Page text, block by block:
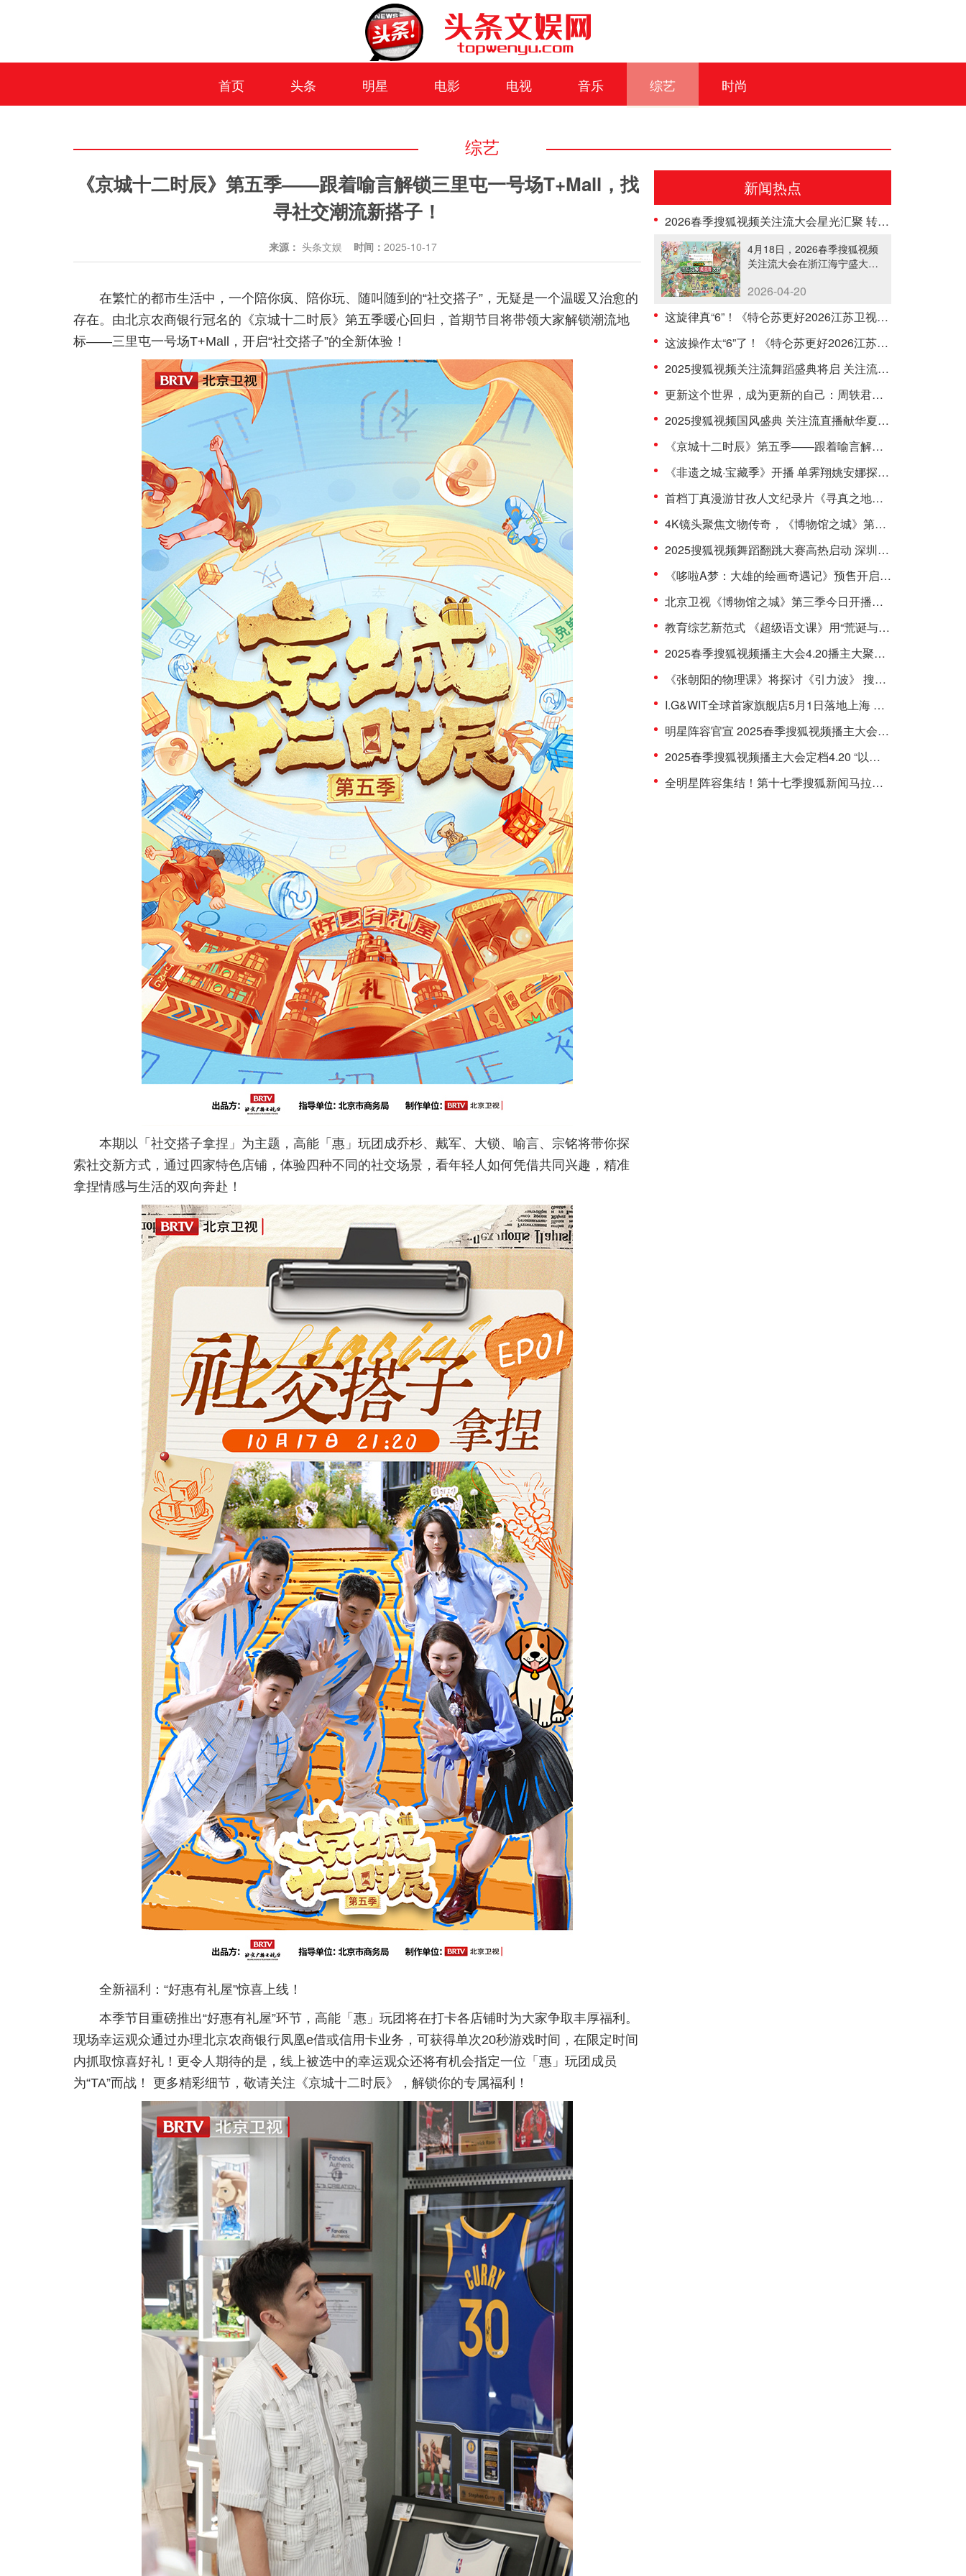
首页 头条 明星 电影 电视 音乐 综艺 时尚
综艺
《京城十二时辰》第五季——跟着喻言解锁三里屯一号场T+Mall，找
寻社交潮流新搭子！
来源： 头条文娱 时间： 2025-10-17
在繁忙的都市生活中，一个陪你疯、陪你玩、随叫随到的“社交搭子”，无疑是一个温暖又治愈的
存在。由北京农商银行冠名的《京城十二时辰》第五季暖心回归，首期节目将带领大家解锁潮流地
标——三里屯一号场T+Mall，开启“社交搭子”的全新体验！
本期以「社交搭子拿捏」为主题，高能「惠」玩团成乔杉、戴军、大锁、喻言、宗铭将带你探
索社交新方式，通过四家特色店铺，体验四种不同的社交场景，看年轻人如何凭借共同兴趣，精准
拿捏情感与生活的双向奔赴！
全新福利：“好惠有礼屋”惊喜上线！
本季节目重磅推出“好惠有礼屋”环节，高能「惠」玩团将在打卡各店铺时为大家争取丰厚福利。
现场幸运观众通过办理北京农商银行凤凰e借或信用卡业务，可获得单次20秒游戏时间，在限定时间
内抓取惊喜好礼！更令人期待的是，线上被选中的幸运观众还将有机会指定一位「惠」玩团成员
为“TA”而战！ 更多精彩细节，敬请关注《京城十二时辰》，解锁你的专属福利！
新闻热点
2026春季搜狐视频关注流大会星光汇聚 转起来解锁活人感社交新盛会
4月18日，2026春季搜狐视频
关注流大会在浙江海宁盛大举
2026-04-20
这旋律真“6”！《特仑苏更好2026江苏卫视跨年演唱会》整活官宣
这波操作太“6”了！《特仑苏更好2026江苏卫视跨年演唱会》官宣再整活
2025搜狐视频关注流舞蹈盛典将启 关注流年度舞台与梦同行
更新这个世界，成为更新的自己：周轶君携优酷《第一人称复数》第三季回归
2025搜狐视频国风盛典 关注流直播献华夏汉服舞乐巅峰盛况
《京城十二时辰》第五季——跟着喻言解锁三里屯一号场T+Mall，找寻社交潮流新搭子！
《非遗之城·宝藏季》开播 单霁翔姚安娜探索之旅第一城：贵州丹寨！
首档丁真漫游甘孜人文纪录片《寻真之地》今日官宣 7条线路探索甘孜18县（市）
4K镜头聚焦文物传奇，《博物馆之城》第三季圆满收官
2025搜狐视频舞蹈翻跳大赛高热启动 深圳首站关注流以舞会友
《哆啦A梦：大雄的绘画奇遇记》预售开启，童"画"成真六一必看
北京卫视《博物馆之城》第三季今日开播：以4K超高清技术，重构文博传播新范式
教育综艺新范式 《超级语文课》用“荒诞与诗意”给出超级答卷
2025春季搜狐视频播主大会4.20播主大聚会 关注流大会社交热度拉满
《张朝阳的物理课》将探讨《引力波》 搜狐视频“关注流大会”科学演讲局4.20开讲
I.G&WIT全球首家旗舰店5月1日落地上海 超人气IP集结引期待
明星阵容官宣 2025春季搜狐视频播主大会4.20关注流社交顶流云集
2025春季搜狐视频播主大会定档4.20 “以视频会友”关注流社交盛事启动
全明星阵容集结！第十七季搜狐新闻马拉松即将威海开跑